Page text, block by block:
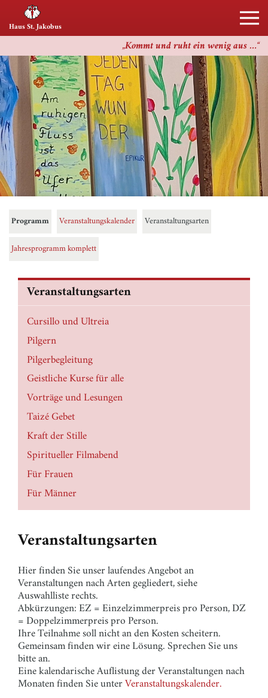
Kommt und ruht ein wenig aus …
Haus St. Jakobus
Programm Veranstaltungskalender Veranstaltungsarten
Jahresprogramm komplett
Veranstaltungsarten
Hier finden Sie unser laufendes Angebot an
Veranstaltungen nach Arten gegliedert, siehe
Auswahlliste rechts.
Abkürzungen: EZ = Einzelzimmerpreis pro Person, DZ
= Doppelzimmerpreis pro Person.
Ihre Teilnahme soll nicht an den Kosten scheitern.
Gemeinsam finden wir eine Lösung. Sprechen Sie uns
bitte an.
Eine kalendarische Auflistung der Veranstaltungen nach
Monaten finden Sie unter Veranstaltungskalender.
Veranstaltungsarten
Cursillo und Ultreia
Pilgern
Pilgerbegleitung
Geistliche Kurse für alle
Vorträge und Lesungen
Taizé Gebet
Kraft der Stille
Spiritueller Filmabend
Für Frauen
Für Männer